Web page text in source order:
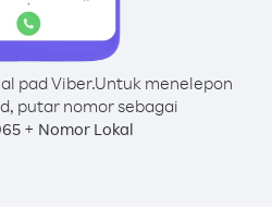
pad Viber.Untuk menelepon
putar nomor sebagai
+ Nomor Lokal